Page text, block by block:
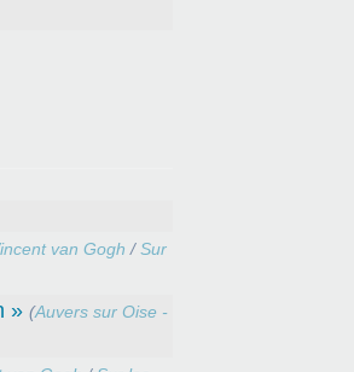
van Gogh /Sur
» (Auvers sur Oise -